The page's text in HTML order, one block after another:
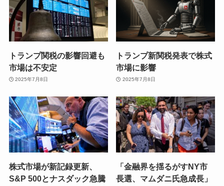
トランプ関税の影響回避も
市場は不安定
2025年7月8日
トランプ新関税発表で株式
市場に影響
2025年7月8日
株式市場が新記録更新、
S&P 500とナスダック急騰
「金融界を揺るがすNY市
長選、マムダニ氏急成長」